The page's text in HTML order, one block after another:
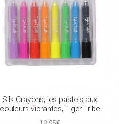
Silk Crayons, les pastels aux
couleurs vibrantes, Tiger Tribe